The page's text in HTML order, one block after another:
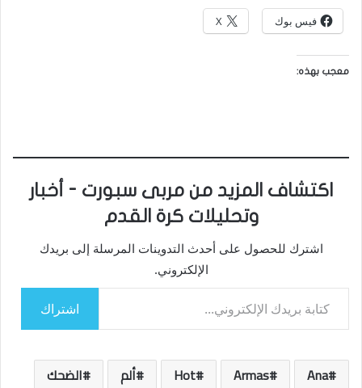
فيس بوك X
معجب بهذه:
اكتشاف المزيد من مربى سبورت - أخبار
وتحليلات كرة القدم
اشترك للحصول على أحدث التدوينات المرسلة إلى بريدك
الإلكتروني.
كتابة بريدك الإلكتروني...
اشتراك
Ana
Armas
Hot ألم
الضحك